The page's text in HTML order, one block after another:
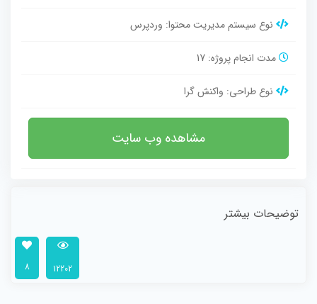
نوع سیستم مدیریت محتوا: وردپرس
مدت انجام پروژه: 17
نوع طراحی: واکنش گرا
مشاهده وب سایت
توضیحات بیشتر
12202
8